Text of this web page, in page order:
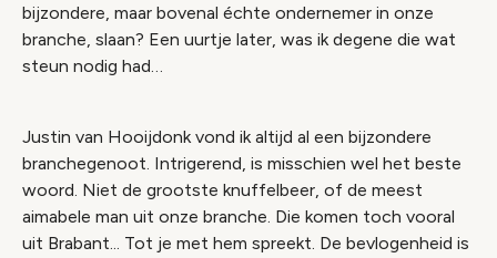
bijzondere, maar bovenal échte ondernemer in onze
branche, slaan? Een uurtje later, was ik degene die wat
steun nodig had…
Justin van Hooijdonk vond ik altijd al een bijzondere
branchegenoot. Intrigerend, is misschien wel het beste
woord. Niet de grootste knuffelbeer, of de meest
aimabele man uit onze branche. Die komen toch vooral
uit Brabant... Tot je met hem spreekt. De bevlogenheid is